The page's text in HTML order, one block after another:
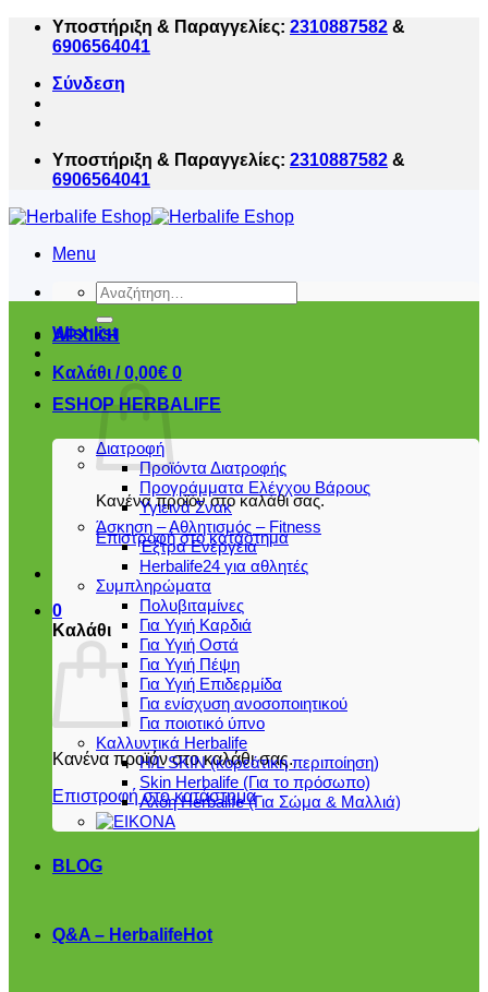
ΜετάβασηΥποστήριξη & Παραγγελίες: 2310887582 &
6906564041
Σύνδεση
Υποστήριξη & Παραγγελίες: 2310887582 &
6906564041
Menu
Αναζήτηση
για:
Wishlist
Καλάθι /0,00€ 0
Κανένα προϊόν στο καλάθι σας.
Επιστροφή στο κατάστημα
0
Καλάθι
Κανένα προϊόν στο καλάθι σας.
Επιστροφή στο κατάστημα
ΑΡΧΙΚΗ
ESHOP HERBALIFE
Διατροφή
Προϊόντα Διατροφής
Προγράμματα Ελέγχου Βάρους
Υγιεινά Σνακ
Άσκηση – Αθλητισμός – Fitness
Έξτρα Ενέργεια
Herbalife24 για αθλητές
Συμπληρώματα
Πολυβιταμίνες
Για Υγιή Καρδιά
Για Υγιή Οστά
Για Υγιή Πέψη
Για Υγιή Επιδερμίδα
Για ενίσχυση ανοσοποιητικού
Για ποιοτικό ύπνο
Καλλυντικά Herbalife
H/L SKIN (κορεάτικη περιποίηση)
Skin Herbalife (Για το πρόσωπο)
Αλόη Ηerbalife (Για Σώμα & Μαλλιά)
BLOG
Q&A – Herbalife